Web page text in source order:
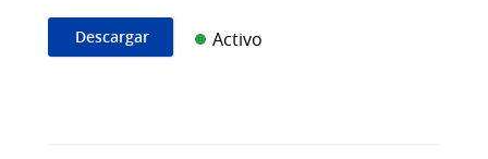
Descargar Activo